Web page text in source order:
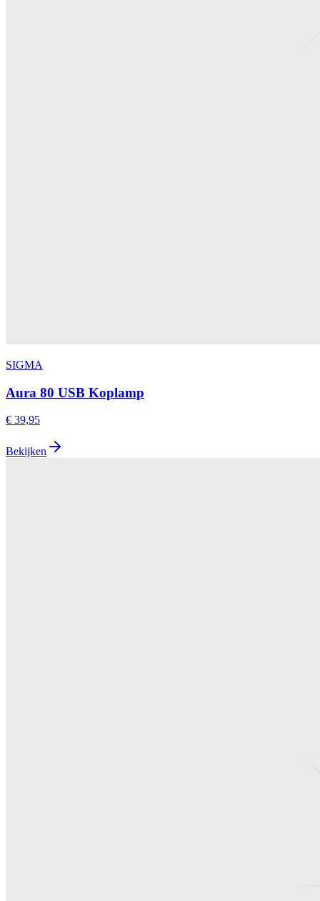
SIGMA
Aura 80 USB Koplamp
€ 39,95
Bekijken